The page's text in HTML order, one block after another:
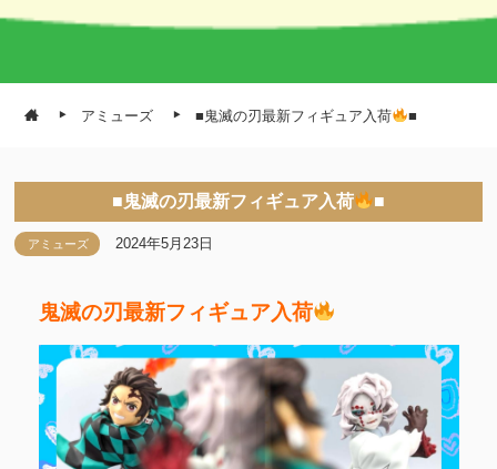
アミューズ ■鬼滅の刃最新フィギュア入荷 ■
■鬼滅の刃最新フィギュア入荷 ■
アミューズ 2024年5月23日
鬼滅の刃最新フィギュア入荷